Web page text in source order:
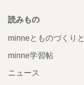
読みもの
minneとものづくりと
minne学習帖
ニュース